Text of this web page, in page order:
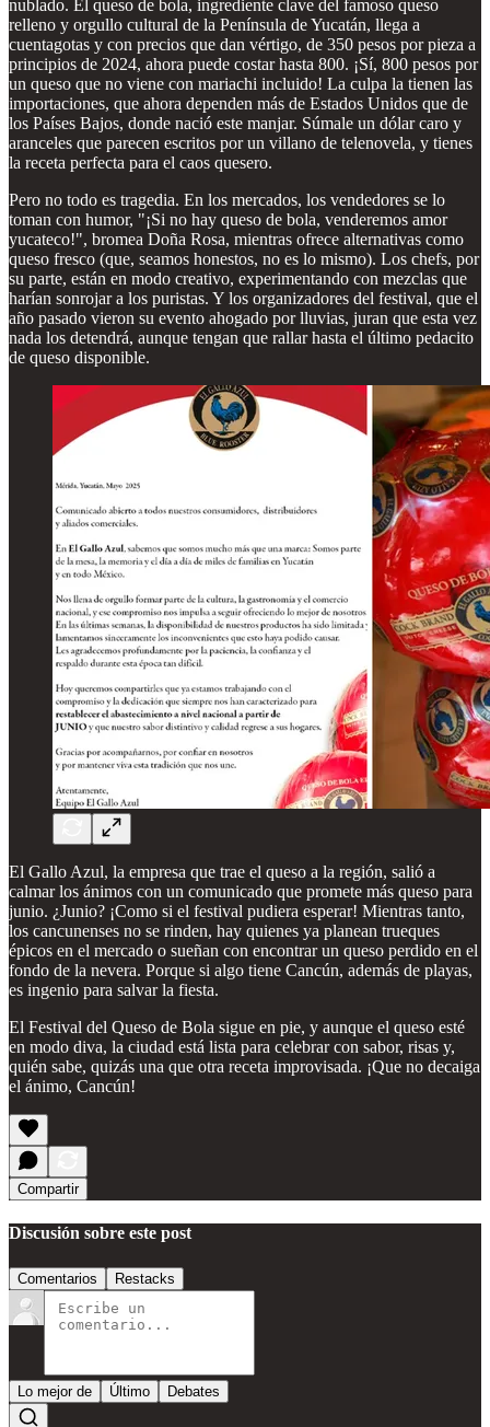
nublado. El queso de bola, ingrediente clave del famoso queso
relleno y orgullo cultural de la Península de Yucatán, llega a
cuentagotas y con precios que dan vértigo, de 350 pesos por pieza a
principios de 2024, ahora puede costar hasta 800. ¡Sí, 800 pesos por
un queso que no viene con mariachi incluido! La culpa la tienen las
importaciones, que ahora dependen más de Estados Unidos que de
los Países Bajos, donde nació este manjar. Súmale un dólar caro y
aranceles que parecen escritos por un villano de telenovela, y tienes
la receta perfecta para el caos quesero.
Pero no todo es tragedia. En los mercados, los vendedores se lo
toman con humor, "¡Si no hay queso de bola, venderemos amor
yucateco!", bromea Doña Rosa, mientras ofrece alternativas como
queso fresco (que, seamos honestos, no es lo mismo). Los chefs, por
su parte, están en modo creativo, experimentando con mezclas que
harían sonrojar a los puristas. Y los organizadores del festival, que el
año pasado vieron su evento ahogado por lluvias, juran que esta vez
nada los detendrá, aunque tengan que rallar hasta el último pedacito
de queso disponible.
El Gallo Azul, la empresa que trae el queso a la región, salió a
calmar los ánimos con un comunicado que promete más queso para
junio. ¿Junio? ¡Como si el festival pudiera esperar! Mientras tanto,
los cancunenses no se rinden, hay quienes ya planean trueques
épicos en el mercado o sueñan con encontrar un queso perdido en el
fondo de la nevera. Porque si algo tiene Cancún, además de playas,
es ingenio para salvar la fiesta.
El Festival del Queso de Bola sigue en pie, y aunque el queso esté
en modo diva, la ciudad está lista para celebrar con sabor, risas y,
quién sabe, quizás una que otra receta improvisada. ¡Que no decaiga
el ánimo, Cancún!
Compartir
Discusión sobre este post
Comentarios Restacks
Lo mejor de Último Debates